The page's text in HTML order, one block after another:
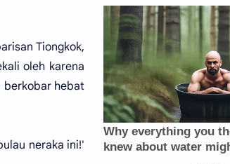
Tiongkok,
oleh karena
berkobar hebat
neraka ini!'